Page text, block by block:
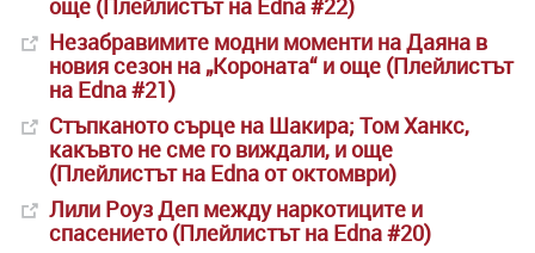
още (Плейлистът на Edna #22)
Незабравимите модни моменти на Даяна в
новия сезон на „Короната“ и още (Плейлистът
на Edna #21)
Стъпканото сърце на Шакира; Том Ханкс,
какъвто не сме го виждали, и още
(Плейлистът на Edna от октомври)
Лили Роуз Деп между наркотиците и
спасението (Плейлистът на Edna #20)